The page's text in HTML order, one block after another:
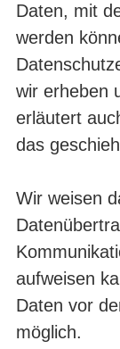
Daten, mit
werden
wir erheben
erläutert
das
Wir weisen
aufweisen
Daten vor
möglich.